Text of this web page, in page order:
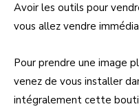
Avoir les outils pour
vous allez vendre
Pour prendre une image
venez de vous installer
intégralement cette